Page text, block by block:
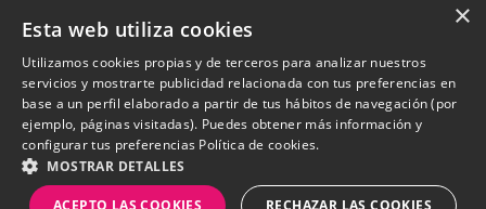
QUIENES SOMOS
×
Esta web utiliza cookies
Utilizamos cookies propias y de terceros para analizar nuestros
servicios y mostrarte publicidad relacionada con tus preferencias en
base a un perfil elaborado a partir de tus hábitos de navegación (por
ejemplo, páginas visitadas). Puedes obtener más información y
configurar tus preferencias Política de cookies.
MOSTRAR DETALLES
ACEPTO LAS COOKIES RECHAZAR LAS COOKIES